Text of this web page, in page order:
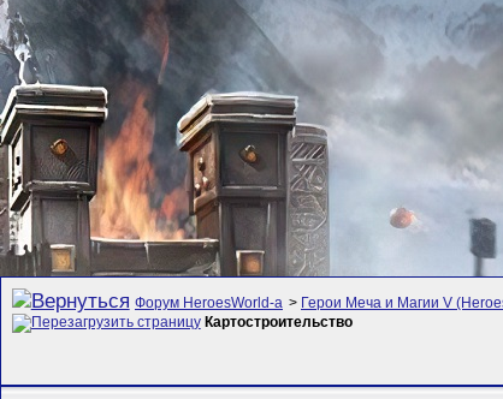
Форум HeroesWorld-а > Герои Меча и Магии V
Картостроительство